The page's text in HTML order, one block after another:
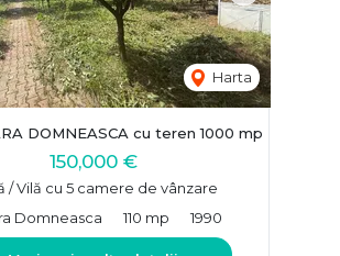
Harta
DOMNEASCA cu teren 1000 mp
150,000 €
/ Vilă cu 5 camere de vânzare
Domneasca
110 mp 1990